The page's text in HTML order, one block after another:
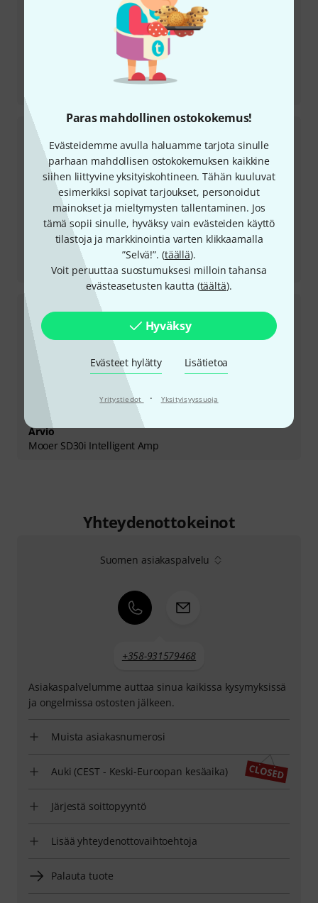
Paras mahdollinen ostokokemus!
Evästeidemme avulla haluamme tarjota sinulle
parhaan mahdollisen ostokokemuksen kaikkine
siihen liittyvine yksityiskohtineen. Tähän kuuluvat
esimerkiksi sopivat tarjoukset, personoidut
mainokset ja mieltymysten tallentaminen. Jos
tämä sopii sinulle, hyväksy vain evästeiden käyttö
tilastoja ja markkinointia varten klikkaamalla
”Selvä!”. (täällä).
Voit peruuttaa suostumuksesi milloin tahansa
evästeasetusten kautta (täältä).
Hyväksy
Evästeet hylätty Lisätietoa
Yritystiedot · Yksityisyyssuoja
Ibanez TOD10 Tim Henson Signature
Arvio
Mooer SD30i Intelligent Amp
Yhteydenottokeinot
Suomen asiakaspalvelu
+358-931579468
Asiakaspalvelumme auttaa sinua kaikissa kysymyksissä
ja ongelmissa ostosten jälkeen.
Muista asiakasnumerosi
Auki (CEST - Keski-Euroopan kesäaika)
Järjestä soittopyyntö
Lisää yhteydenottovaihtoehtoja
Palauta tuote